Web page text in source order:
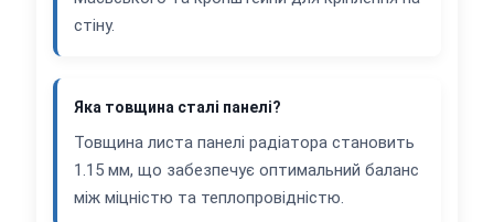
стіну.
Яка товщина сталі панелі?
Товщина листа панелі радіатора становить
1.15 мм, що забезпечує оптимальний баланс
між міцністю та теплопровідністю.